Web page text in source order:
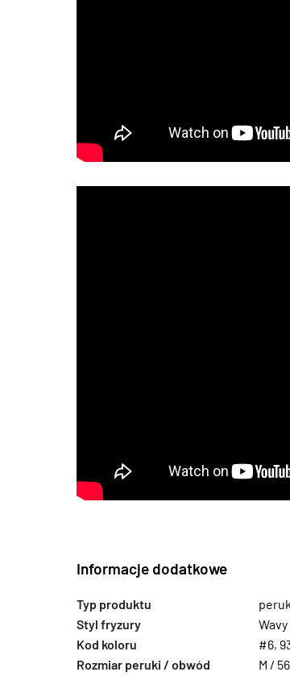
Informacje dodatkowe
Typ produktu
Styl fryzury
Kod koloru
#6,
Rozmiar peruki / obwód
M /